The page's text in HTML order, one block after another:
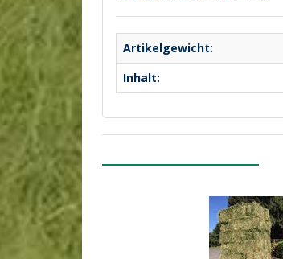
Artikelgewicht:
Inhalt: